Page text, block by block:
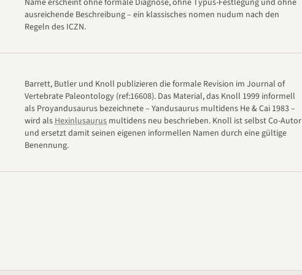
Name erscheint ohne formale Diagnose, ohne Typus-Festlegung und ohne
ausreichende Beschreibung – ein klassisches nomen nudum nach den
Regeln des ICZN.
Barrett, Butler und Knoll publizieren die formale Revision im Journal of
Vertebrate Paleontology (ref:16608). Das Material, das Knoll 1999 informell
als Proyandusaurus bezeichnete – Yandusaurus multidens He & Cai 1983 –
wird alsHexinlusaurus multidens neu beschrieben. Knoll ist selbst Co-Autor
und ersetzt damit seinen eigenen informellen Namen durch eine gültige
Benennung.